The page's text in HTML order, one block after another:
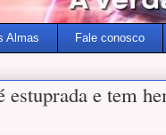
Almas Fale conosco
estuprada e tem